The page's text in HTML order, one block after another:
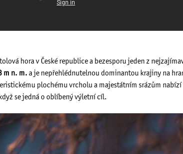
hora v České republice a bezesporu jeden z
m n. m. a je nepřehlédnutelnou dominantou krajiny na
plochému vrcholu a majestátním srázům
se jedná o oblíbený výletní cíl.